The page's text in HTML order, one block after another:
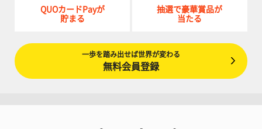
QUOカードPayが
貯まる
抽選で豪華賞品が
当たる
一歩を踏み出せば世界が変わる
無料会員登録